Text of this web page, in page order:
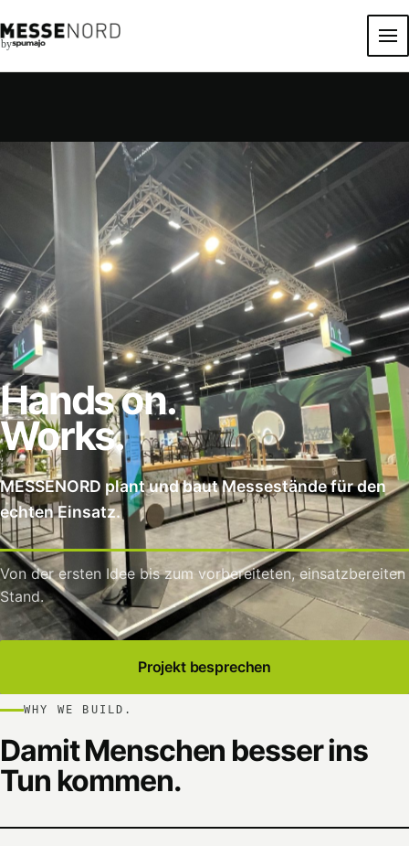
by
Hands on.
Works.
MESSENORD plant und baut Messestände für den
echten Einsatz.
Von der ersten Idee bis zum vorbereiteten, einsatzbereiten
Stand.
Projekt besprechen
WHY WE BUILD.
Damit Menschen besser ins
Tun kommen.